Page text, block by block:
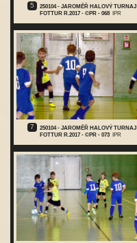
5
250104 - JAROMĚŘ HALOVÝ TURNAJ
FOTTUR R.2017 - ©PR - 068
IPR
7
250104 - JAROMĚŘ HALOVÝ TURNAJ
FOTTUR R.2017 - ©PR - 073
IPR